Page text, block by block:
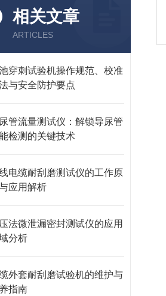
相关文章
ARTICLES
穿刺试验机操作规范、校准
与安全防护要点
管流量测试仪：解锁导尿管
检测的关键技术
电缆耐刮磨测试仪的工作原
应用解析
法微泄漏密封测试仪的应用
分析
外套耐刮磨试验机的维护与
指南